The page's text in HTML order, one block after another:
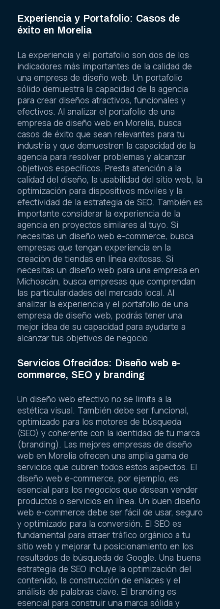
Experiencia y Portafolio: Casos de
éxito en Morelia
La experiencia y el portafolio son dos de los
indicadores más importantes de la calidad de
una empresa de diseño web. Un portafolio
sólido demuestra la capacidad de la agencia
para crear diseños atractivos, funcionales y
efectivos. Al analizar el portafolio de una
empresa de diseño web en Morelia, busca
casos de éxito que sean relevantes para tu
industria y que demuestren la capacidad de la
agencia para resolver problemas y alcanzar
objetivos específicos. Presta atención a la
calidad del diseño, la usabilidad del sitio web, la
optimización para dispositivos móviles y la
efectividad de la estrategia de SEO. También es
importante considerar la experiencia de la
agencia en proyectos similares al tuyo. Si
necesitas un diseño web e-commerce, busca
empresas que tengan experiencia en la
creación de tiendas en línea exitosas. Si
necesitas un diseño web para una empresa en
Michoacán, busca empresas que comprendan
las particularidades del mercado local. Al
analizar la experiencia y el portafolio de una
empresa de diseño web, podrás tener una
mejor idea de su capacidad para ayudarte a
alcanzar tus objetivos de negocio.
Servicios Ofrecidos: Diseño web e-
commerce, SEO y branding
Un diseño web efectivo no se limita a la
estética visual. También debe ser funcional,
optimizado para los motores de búsqueda
(SEO) y coherente con la identidad de tu marca
(branding). Las mejores empresas de diseño
web en Morelia ofrecen una amplia gama de
servicios que cubren todos estos aspectos. El
diseño web e-commerce, por ejemplo, es
esencial para los negocios que desean vender
productos o servicios en línea. Un buen diseño
web e-commerce debe ser fácil de usar, seguro
y optimizado para la conversión. El SEO es
fundamental para atraer tráfico orgánico a tu
sitio web y mejorar tu posicionamiento en los
resultados de búsqueda de Google. Una buena
estrategia de SEO incluye la optimización del
contenido, la construcción de enlaces y el
análisis de palabras clave. El branding es
esencial para construir una marca sólida y